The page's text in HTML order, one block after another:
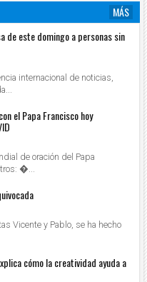
MÁS
de este domingo a personas sin
internacional de noticias,
el Papa Francisco hoy
de oración del Papa
...
Vicente y Pablo, se ha hecho
cómo la creatividad ayuda a